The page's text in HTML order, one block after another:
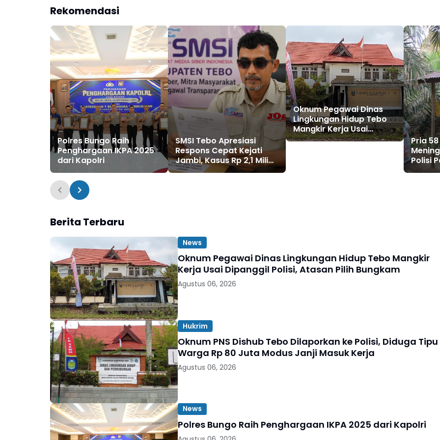
Rekomendasi
Polres Bungo Raih
Penghargaan IKPA 2025
dari Kapolri
SMSI Tebo Apresiasi
Respons Cepat Kejati
Jambi, Kasus Rp 2,1 Miliar
PUPR Tebo Kembali
Oknum Pegawai Dinas
Lingkungan Hidup Tebo
Mangkir Kerja Usai
Dipanggil Polisi, Atasan
Pria
Polisi
Tanda
Berita Terbaru
News
Oknum Pegawai Dinas Lingkungan Hidup Tebo Mangkir
Kerja Usai Dipanggil Polisi, Atasan Pilih Bungkam
Agustus 06, 2026
Hukrim
Oknum PNS Dishub Tebo Dilaporkan ke Polisi, Diduga Tipu
Warga Rp 80 Juta Modus Janji Masuk Kerja
Agustus 06, 2026
News
Polres Bungo Raih Penghargaan IKPA 2025 dari Kapolri